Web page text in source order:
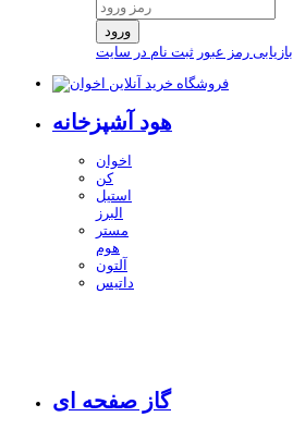
ورود
بازیابی رمز عبور ثبت نام در سایت
هود آشپزخانه
اخوان
کن
استیل
البرز
مستر
هوم
آلتون
داتیس
گاز صفحه ای